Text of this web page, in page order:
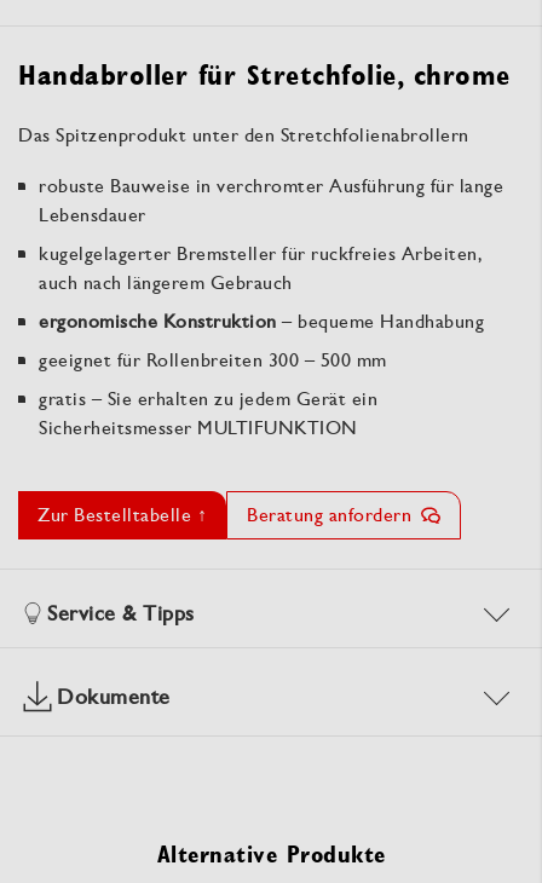
Handabroller für Stretchfolie, chrome
Das Spitzenprodukt unter den Stretchfolienabrollern
robuste Bauweise in verchromter Ausführung für lange
Lebensdauer
kugelgelagerter Bremsteller für ruckfreies Arbeiten,
auch nach längerem Gebrauch
ergonomische Konstruktion– bequeme Handhabung
geeignet für Rollenbreiten 300 – 500 mm
gratis – Sie erhalten zu jedem Gerät ein
Sicherheitsmesser MULTIFUNKTION
Zur Bestelltabelle ↑ Beratung anfordern
Service & Tipps
Dokumente
Alternative Produkte